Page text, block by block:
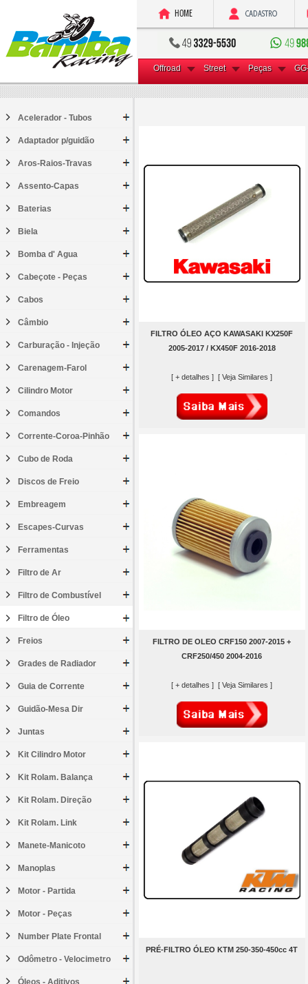
Offroad Street Peças
Acelerador - Tubos
Adaptador p/guidão
Aros-Raios-Travas
Assento-Capas
Baterias
Biela
Bomba d' Agua
Cabeçote - Peças
Cabos
Câmbio
Carburação - Injeção
Carenagem-Farol
Cilindro Motor
Comandos
Corrente-Coroa-Pinhão
Cubo de Roda
Discos de Freio
Embreagem
Escapes-Curvas
Ferramentas
Filtro de Ar
Filtro de Combustível
Filtro de Óleo
Freios
Grades de Radiador
Guia de Corrente
Guidão-Mesa Dir
Juntas
Kit Cilindro Motor
Kit Rolam. Balança
Kit Rolam. Direção
Kit Rolam. Link
Manete-Manicoto
Manoplas
Motor - Partida
Motor - Peças
Number Plate Frontal
Odômetro - Velocimetro
Óleos - Aditivos
FILTRO ÓLEO AÇO KAWASAKI KX250F
2005-2017 / KX450F 2016-2018
[ + detalhes ] [ Veja Similares ]
FILTRO DE OLEO CRF150 2007-2015 +
CRF250/450 2004-2016
[ + detalhes ] [ Veja Similares ]
PRÉ-FILTRO ÓLEO KTM 250-350-450cc 4T